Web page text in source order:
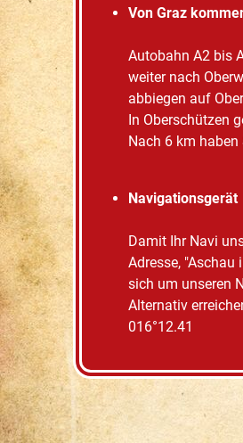
Von Graz
Autobahn A2 bis
weiter nach
abbiegen auf
In Oberschützen
Nach 6 km haben
Navigationsgerät
Damit Ihr Navi
Adresse,
sich um unseren
Alternativ
016°12.41